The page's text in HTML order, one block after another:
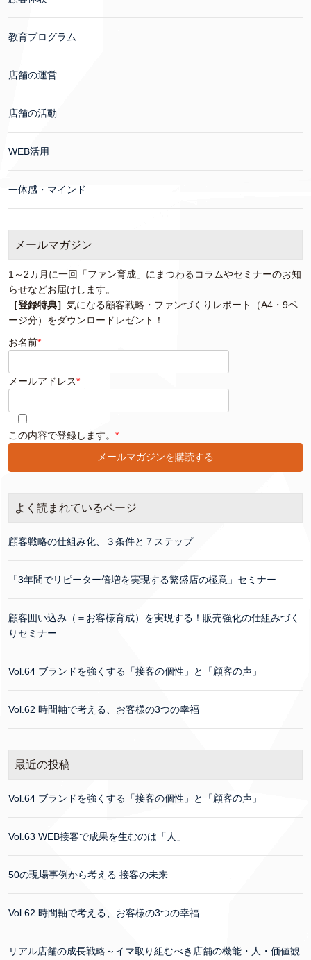
教育プログラム
店舗の運営
店舗の活動
WEB活用
一体感・マインド
メールマガジン
1～2カ月に一回「ファン育成」にまつわるコラムやセミナーのお知
らせなどお届けします。
［登録特典］ 気になる顧客戦略・ファンづくりレポート（A4・9ペ
ージ分）をダウンロードレゼント！
お名前*
メールアドレス*
このフィールドは空のままにしてください。
この内容で登録します。 *
よく読まれているページ
顧客戦略の仕組み化、３条件と７ステップ
「3年間でリピーター倍増を実現する繁盛店の極意」セミナー
顧客囲い込み（＝お客様育成）を実現する！販売強化の仕組みづく
りセミナー
Vol.64 ブランドを強くする「接客の個性」と「顧客の声」
Vol.62 時間軸で考える、お客様の3つの幸福
最近の投稿
Vol.64 ブランドを強くする「接客の個性」と「顧客の声」
Vol.63 WEB接客で成果を生むのは「人」
50の現場事例から考える 接客の未来
Vol.62 時間軸で考える、お客様の3つの幸福
リアル店舗の成長戦略～イマ取り組むべき店舗の機能・人・価値観